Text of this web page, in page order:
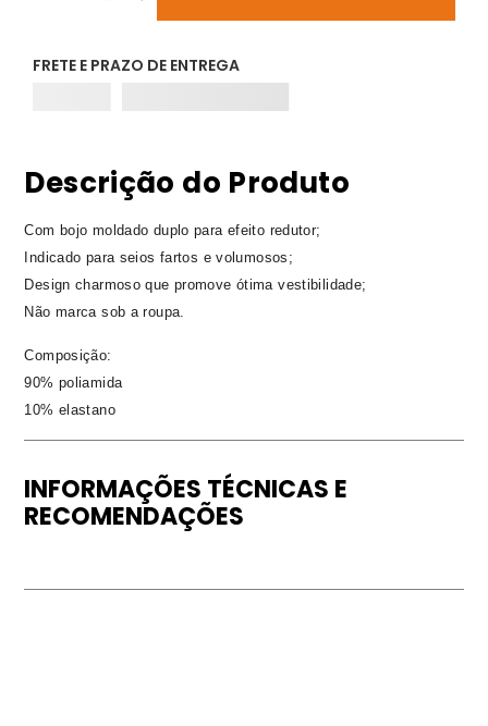
FRETE E PRAZO DE ENTREGA
Descrição do Produto
Com bojo moldado duplo para efeito redutor;
Indicado para seios fartos e volumosos;
Design charmoso que promove ótima vestibilidade;
Não marca sob a roupa.
Composição:
90% poliamida
10% elastano
INFORMAÇÕES TÉCNICAS E
RECOMENDAÇÕES